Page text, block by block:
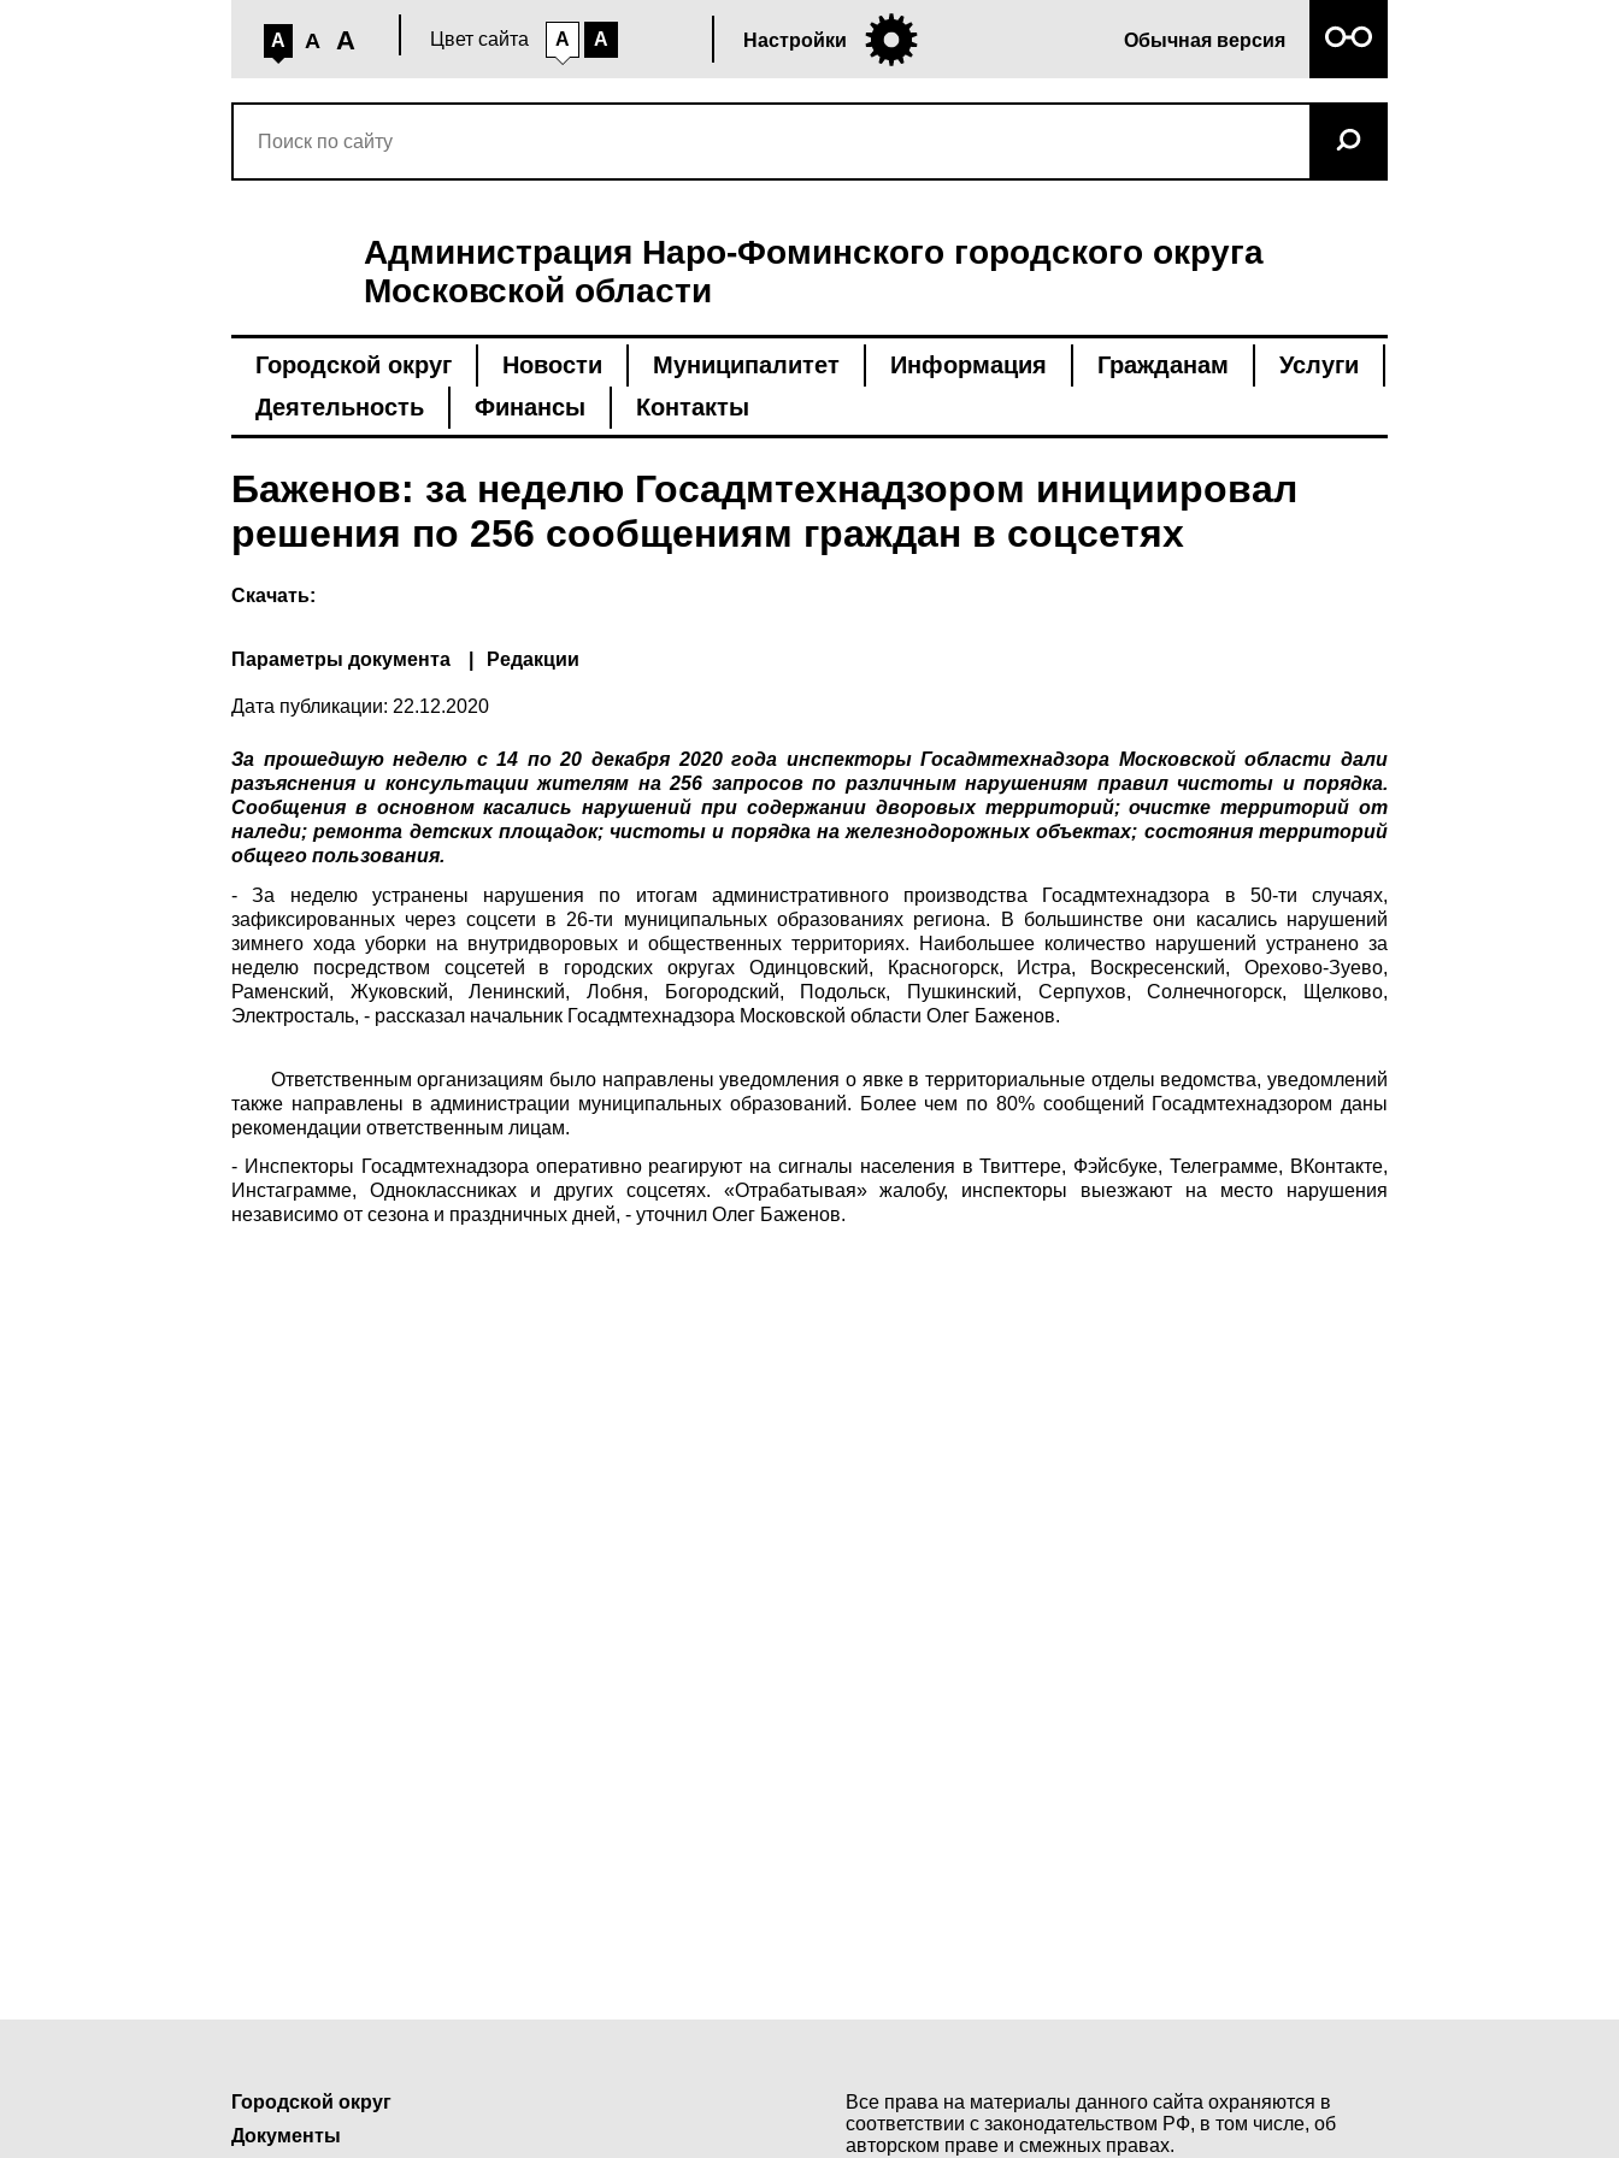
A A A Цвет сайта A A Настройки Обычная версия
Администрация Наро-Фоминского городского округа
Московской области
Городской округ Новости Муниципалитет Информация Гражданам
Услуги
Деятельность
Финансы Контакты
Баженов: за неделю Госадмтехнадзором инициировал
решения по 256 сообщениям граждан в соцсетях
Скачать:
Параметры документа Редакции
Дата публикации: 22.12.2020
За прошедшую неделю с 14 по 20 декабря 2020 года инспекторы Госадмтехнадзора Московской области дали
разъяснения и консультации жителям на 256 запросов по различным нарушениям правил чистоты и порядка.
Сообщения в основном касались нарушений при содержании дворовых территорий; очистке территорий от
наледи; ремонта детских площадок; чистоты и порядка на железнодорожных объектах; состояния территорий
общего пользования.
- За неделю устранены нарушения по итогам административного производства Госадмтехнадзора в 50-ти случаях,
зафиксированных через соцсети в 26-ти муниципальных образованиях региона. В большинстве они касались нарушений
зимнего хода уборки на внутридворовых и общественных территориях. Наибольшее количество нарушений устранено за
неделю посредством соцсетей в городских округах Одинцовский, Красногорск, Истра, Воскресенский, Орехово-Зуево,
Раменский, Жуковский, Ленинский, Лобня, Богородский, Подольск, Пушкинский, Серпухов, Солнечногорск, Щелково,
Электросталь, - рассказал начальник Госадмтехнадзора Московской области Олег Баженов.
Ответственным организациям было направлены уведомления о явке в территориальные отделы ведомства, уведомлений
также направлены в администрации муниципальных образований. Более чем по 80% сообщений Госадмтехнадзором даны
рекомендации ответственным лицам.
- Инспекторы Госадмтехнадзора оперативно реагируют на сигналы населения в Твиттере, Фэйсбуке, Телеграмме, ВКонтакте,
Инстаграмме, Одноклассниках и других соцсетях. «Отрабатывая» жалобу, инспекторы выезжают на место нарушения
независимо от сезона и праздничных дней, - уточнил Олег Баженов.
Городской округ
Документы
Все права на материалы данного сайта охраняются в
соответствии с законодательством РФ, в том числе, об
авторском праве и смежных правах.